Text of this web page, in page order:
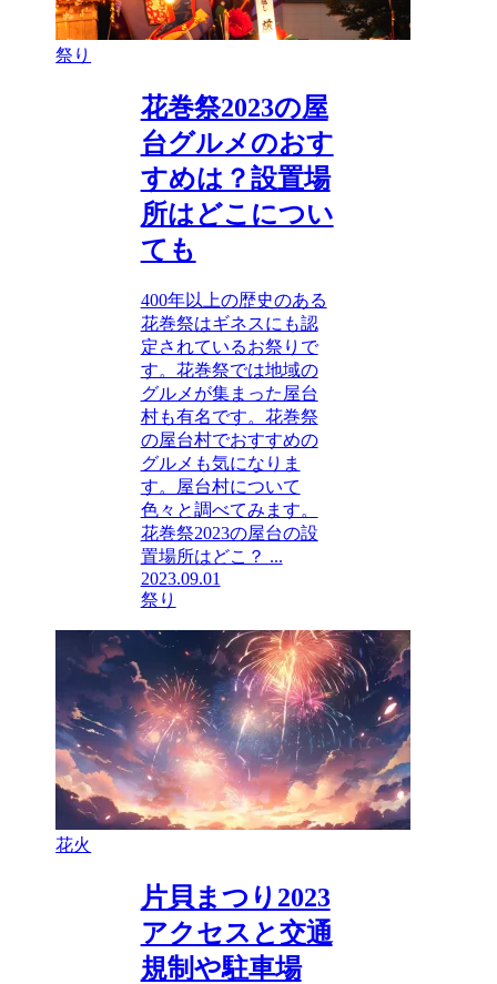
祭り
花巻祭2023の屋
台グルメのおす
すめは？設置場
所はどこについ
ても
400年以上の歴史のある
花巻祭はギネスにも認
定されているお祭りで
す。花巻祭では地域の
グルメが集まった屋台
村も有名です。花巻祭
の屋台村でおすすめの
グルメも気になりま
す。屋台村について
色々と調べてみます。
花巻祭2023の屋台の設
置場所はどこ？ ...
2023.09.01
祭り
花火
片貝まつり2023
アクセスと交通
規制や駐車場